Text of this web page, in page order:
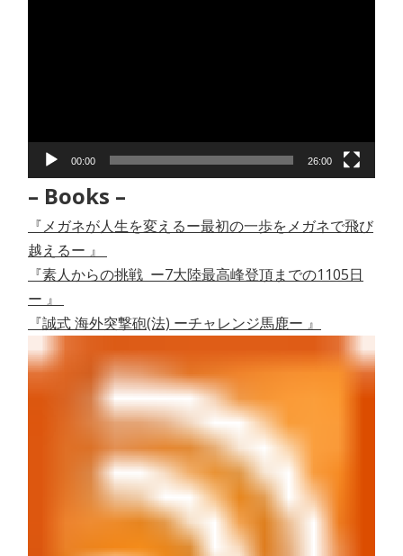
ー
00:00 26:00
– Books –
『メガネが人生を変えるー最初の一歩をメガネで飛び
越えるー 』
『素人からの挑戦 ー7大陸最高峰登頂までの1105日
ー 』
『誠式 海外突撃砲(法) ーチャレンジ馬鹿ー 』